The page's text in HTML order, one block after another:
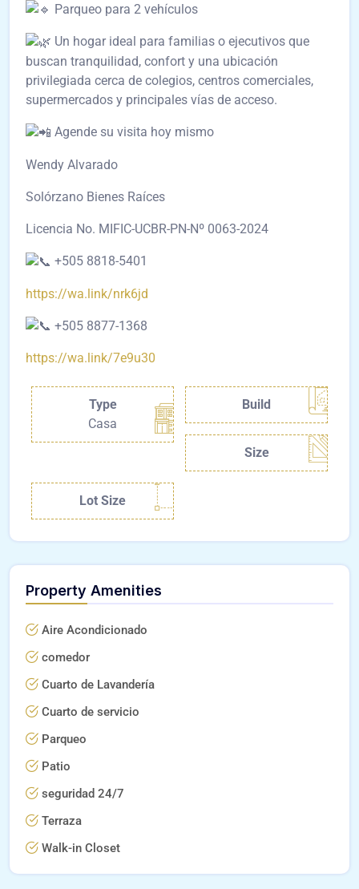
Parqueo para 2 vehículos
Un hogar ideal para familias o ejecutivos que
buscan tranquilidad, confort y una ubicación
privilegiada cerca de colegios, centros comerciales,
supermercados y principales vías de acceso.
Agende su visita hoy mismo
Wendy Alvarado
Solórzano Bienes Raíces
Licencia No. MIFIC-UCBR-PN-Nº 0063-2024
+505 8818-5401
https://wa.link/nrk6jd
+505 8877-1368
https://wa.link/7e9u30
Type
Casa
Build
Size
Lot Size
Property Amenities
Aire Acondicionado
comedor
Cuarto de Lavandería
Cuarto de servicio
Parqueo
Patio
seguridad 24/7
Terraza
Walk-in Closet